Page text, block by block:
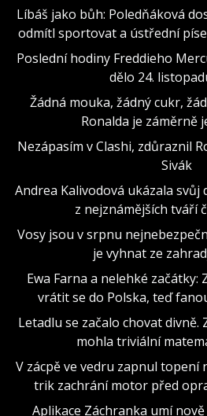
Líbáš jako bůh: Poledňáková
odmítl sportovat a ústřední
Poslední hodiny Freddieho
dělo 24.
Žádná mouka, žádný cukr,
Ronalda je záměrně
Nezápasím v Clashi, zdůraznil
Sivák
Andrea Kalivodová ukázala svůj
z nejznámějších tváří
Vosy jsou v srpnu
je vyhnat ze
Ewa Farna a nelehké začátky:
vrátit se do Polska, teď
Letadlu se začalo chovat
mohla triviální
V zácpě ve vedru zapnul topení
trik zachrání motor před
Aplikace Záchranka umí